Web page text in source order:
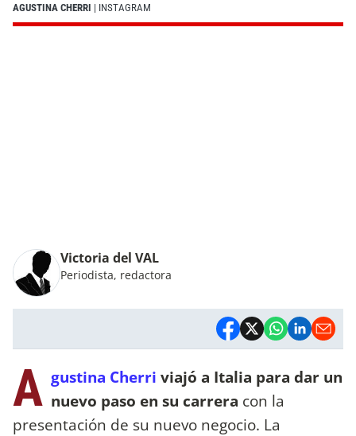
AGUSTINA CHERRI | INSTAGRAM
Victoria del VAL
Periodista, redactora
A gustina Cherri viajó a Italia para dar un
nuevo paso en su carrera con la
presentación de su nuevo negocio. La